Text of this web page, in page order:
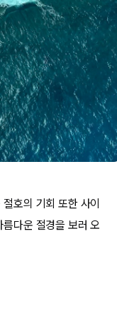
호의 기회 또한 사이
다운 절경을 보러 오